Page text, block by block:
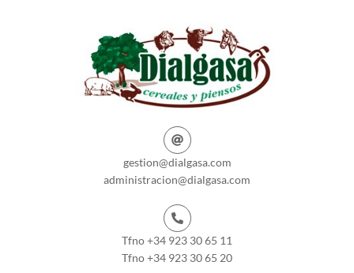
gestion@dialgasa.com
administracion@dialgasa.com
Tfno +34 923 30 65 11
Tfno +34 923 30 65 20